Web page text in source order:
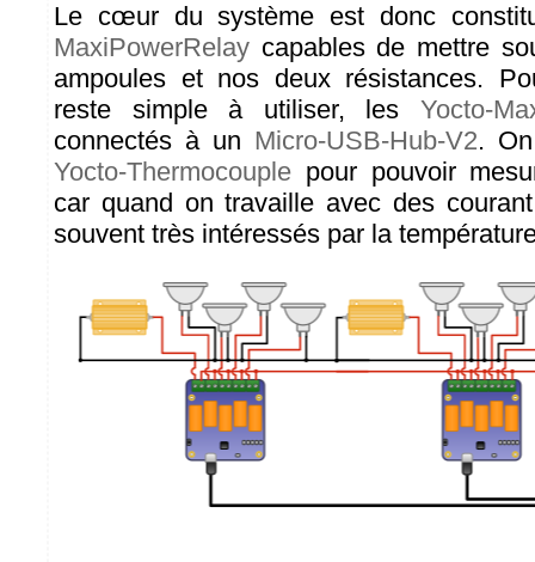
Le cœur du système est donc
MaxiPowerRelay capables de mettre
ampoules et nos deux résistances.
reste simple à utiliser, les Yocto-
connectés à un Micro-USB-Hub-V2.
Yocto-Thermocouple pour pouvoir
car quand on travaille avec des
souvent très intéressés par la